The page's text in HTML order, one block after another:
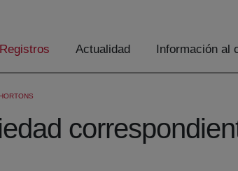
Registros Actualidad Información al